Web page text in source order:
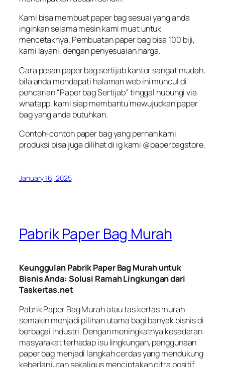
Kami bisa membuat paper bag sesuai yang anda
inginkan selama mesin kami muat untuk
mencetaknya. Pembuatan paper bag bisa 100 biji,
kami layani, dengan penyesuaian harga.
Cara pesan paper bag sertijab kantor sangat mudah,
bila anda mendapati halaman web ini muncul di
pencarian “Paper bag Sertijab” tinggal hubungi via
whatapp, kami siap membantu mewujudkan paper
bag yang anda butuhkan.
Contoh-contoh paper bag yang pernah kami
produksi bisa juga dilihat di ig kami @paperbagstore.
January 16, 2025
Pabrik Paper Bag Murah
Keunggulan Pabrik Paper Bag Murahuntuk
Bisnis Anda: Solusi Ramah Lingkungan dari
Taskertas.net
Pabrik Paper Bag Murah atau tas kertas murah
semakin menjadi pilihan utama bagi banyak bisnis di
berbagai industri. Dengan meningkatnya kesadaran
masyarakat terhadap isu lingkungan, penggunaan
paper bag menjadi langkah cerdas yang mendukung
keberlanjutan sekaligus menciptakan citra positif